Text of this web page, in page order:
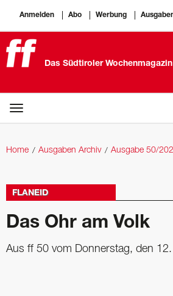
Anmelden Abo Werbung
Das Südtiroler Wochenmagazin
Home Ausgaben Archiv Ausgabe 50/
FLANEID
Das Ohr am Volk
Aus ff 50 vom Donnerstag, den